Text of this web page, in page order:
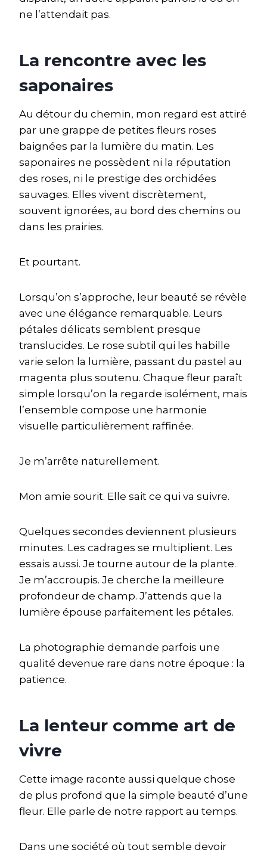
ne l’attendait pas.
La rencontre avec les
saponaires
Au détour du chemin, mon regard est attiré
par une grappe de petites fleurs roses
baignées par la lumière du matin. Les
saponaires ne possèdent ni la réputation
des roses, ni le prestige des orchidées
sauvages. Elles vivent discrètement,
souvent ignorées, au bord des chemins ou
dans les prairies.
Et pourtant.
Lorsqu’on s’approche, leur beauté se révèle
avec une élégance remarquable. Leurs
pétales délicats semblent presque
translucides. Le rose subtil qui les habille
varie selon la lumière, passant du pastel au
magenta plus soutenu. Chaque fleur paraît
simple lorsqu’on la regarde isolément, mais
l’ensemble compose une harmonie
visuelle particulièrement raffinée.
Je m’arrête naturellement.
Mon amie sourit. Elle sait ce qui va suivre.
Quelques secondes deviennent plusieurs
minutes. Les cadrages se multiplient. Les
essais aussi. Je tourne autour de la plante.
Je m’accroupis. Je cherche la meilleure
profondeur de champ. J’attends que la
lumière épouse parfaitement les pétales.
La photographie demande parfois une
qualité devenue rare dans notre époque : la
patience.
La lenteur comme art de
vivre
Cette image raconte aussi quelque chose
de plus profond que la simple beauté d’une
fleur. Elle parle de notre rapport au temps.
Dans une société où tout semble devoir